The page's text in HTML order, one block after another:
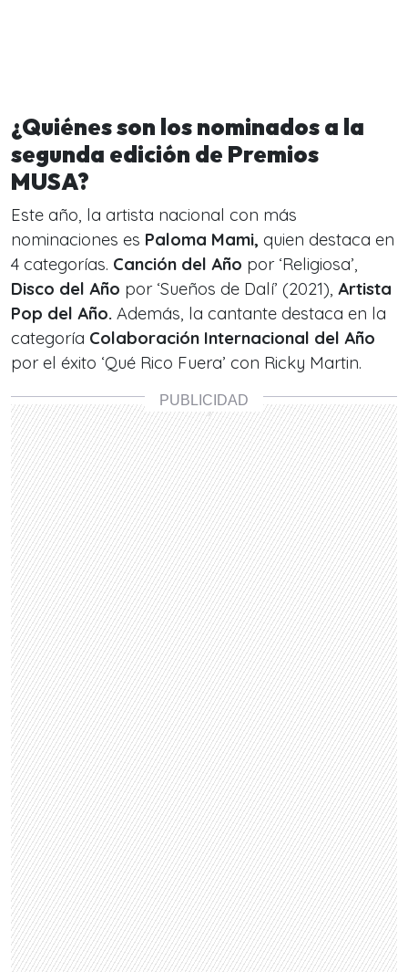
¿Quiénes son los nominados a la
segunda edición de Premios
MUSA?
Este año, la artista nacional con más
nominaciones es Paloma Mami, quien destaca en
4 categorías. Canción del Año por ‘Religiosa’,
Disco del Año por ‘Sueños de Dalí’ (2021), Artista
Pop del Año. Además, la cantante destaca en la
categoría Colaboración Internacional del Año
por el éxito ‘Qué Rico Fuera’ con Ricky Martin.